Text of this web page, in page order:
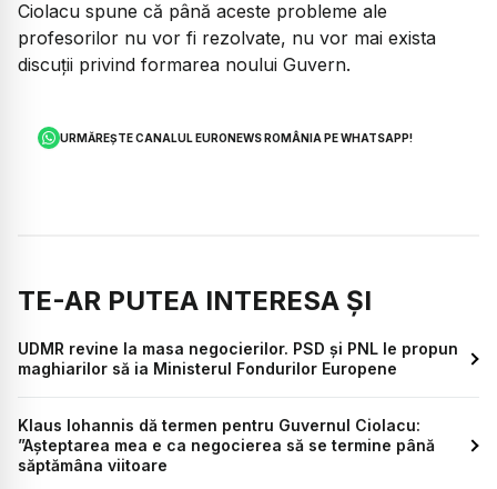
Ciolacu spune că până aceste probleme ale
profesorilor nu vor fi rezolvate, nu vor mai exista
discuții privind formarea noului Guvern.
URMĂREȘTE CANALUL EURONEWS ROMÂNIA PE WHATSAPP!
TE-AR PUTEA INTERESA ȘI
UDMR revine la masa negocierilor. PSD și PNL le propun
maghiarilor să ia Ministerul Fondurilor Europene
Klaus Iohannis dă termen pentru Guvernul Ciolacu:
”Așteptarea mea e ca negocierea să se termine până
săptămâna viitoare